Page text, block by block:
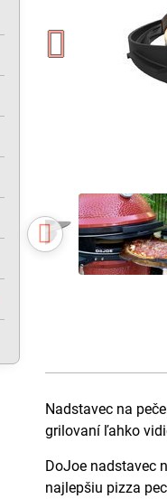
Nadstavec na
grilovaní ľahko
DoJoe nadstavec
najlepšiu pizza